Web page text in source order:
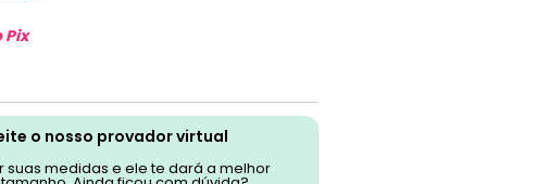
Pix
o nosso provador virtual
suas medidas e ele te dará a melhor